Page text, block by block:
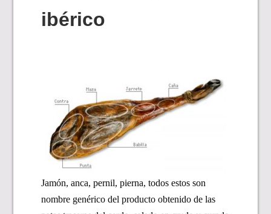
ibérico
Jamón, anca, pernil, pierna, todos estos son
nombre genérico del producto obtenido de las